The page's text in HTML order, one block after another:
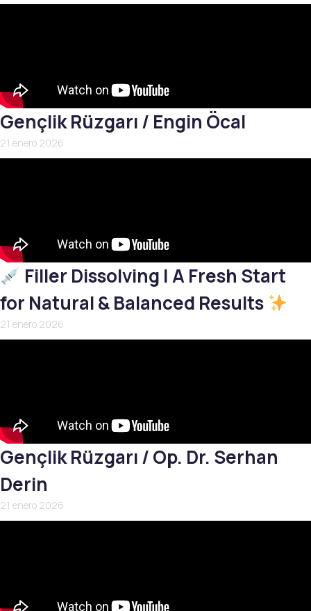
Gençlik Rüzgarı / Engin Öcal
21 enero 2026
Filler Dissolving | A Fresh Start
for Natural & Balanced Results
21 enero 2026
Gençlik Rüzgarı / Op. Dr. Serhan
Derin
21 enero 2026